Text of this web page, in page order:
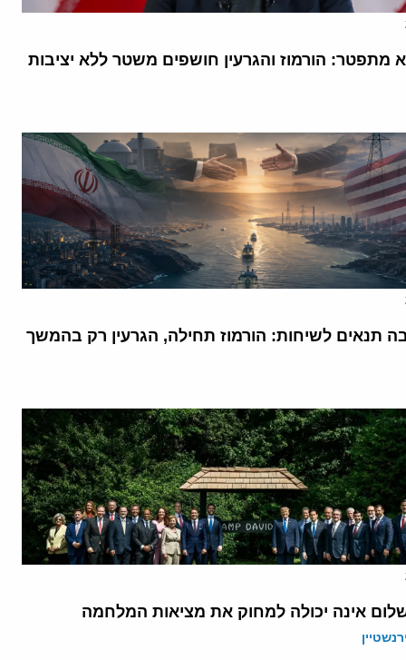
מתפטר: הורמוז והגרעין חושפים משטר ללא יציבות
תנאים לשיחות: הורמוז תחילה, הגרעין רק בהמשך
אינה יכולה למחוק את מציאות המלחמה